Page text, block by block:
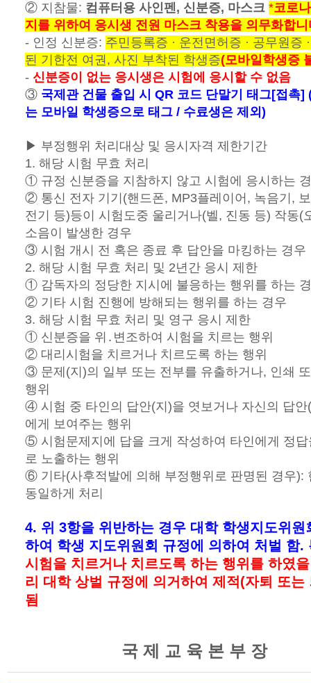
② 지참물: 컴퓨터용 사인펜, 신분증, 마스크*코로
지를 위하여 응시생 전원 마스크 착용을 의무화합
- 인정 신분증: 주민등록증 · 운전면허증 · 공무원증
된 기한전 여권, 사진 부착된 학생증(모바일학생증
- 신분증이 없는 응시생은 시험에 응시할 수 없음
③ 국제관 건물 출입 시 QR 코드 단말기 태그[접촉]
는 모바일 학생증으로 태그 / 수료생은 제외)
▶ 부정행위 처리대상 및 응시자격 제한기간
1. 해당 시험 무효 처리
① 규정 신분증을 지참하지 않고 시험에 응시하는
② 통신 전자 기기(핸드폰, MP3플레이어, 녹음기,
전기 등)등이 시험도중 울리거나(벨, 진동 등) 작동(
소음이 발생한 경우
③ 시험 개시 전 혹은 종료 후 답안을 마킹하는 경우
2. 해당 시험 무효 처리 및 2년간 응시 제한
① 감독자의 정당한 지시에 불응하는 행위를 하는
② 기타 시험 진행에 방해되는 행위를 하는 경우
3. 해당 시험 무효 처리 및 영구 응시 제한
① 신분증을 위․변조하여 시험을 치르는 행위
② 대리시험을 치르거나 치르도록 하는 행위
③ 문제(지)의 일부 또는 전부를 유출하거나, 인쇄
행위
④ 시험 중 타인의 답안(지)을 엿보거나 자신의 답안
에게 보여주는 행위
⑤ 시험문제지에 답을 크게 작성하여 타인에게 정
로 노출하는 행위
⑥ 기타(사후적발에 의해 부정행위로 판명된 경우):
동일하게 처리
4. 위 3항을 위반하는 경우 대학 학생지도위원
하여 학생 지도위원회 규정에 의하여 처벌 함
시험을 치르거나 치르도록 하는 행위를 하였
리 대학 상벌 규정에 의거하여 제적(자퇴 또는
됨
국 제 교 육 본 부 장